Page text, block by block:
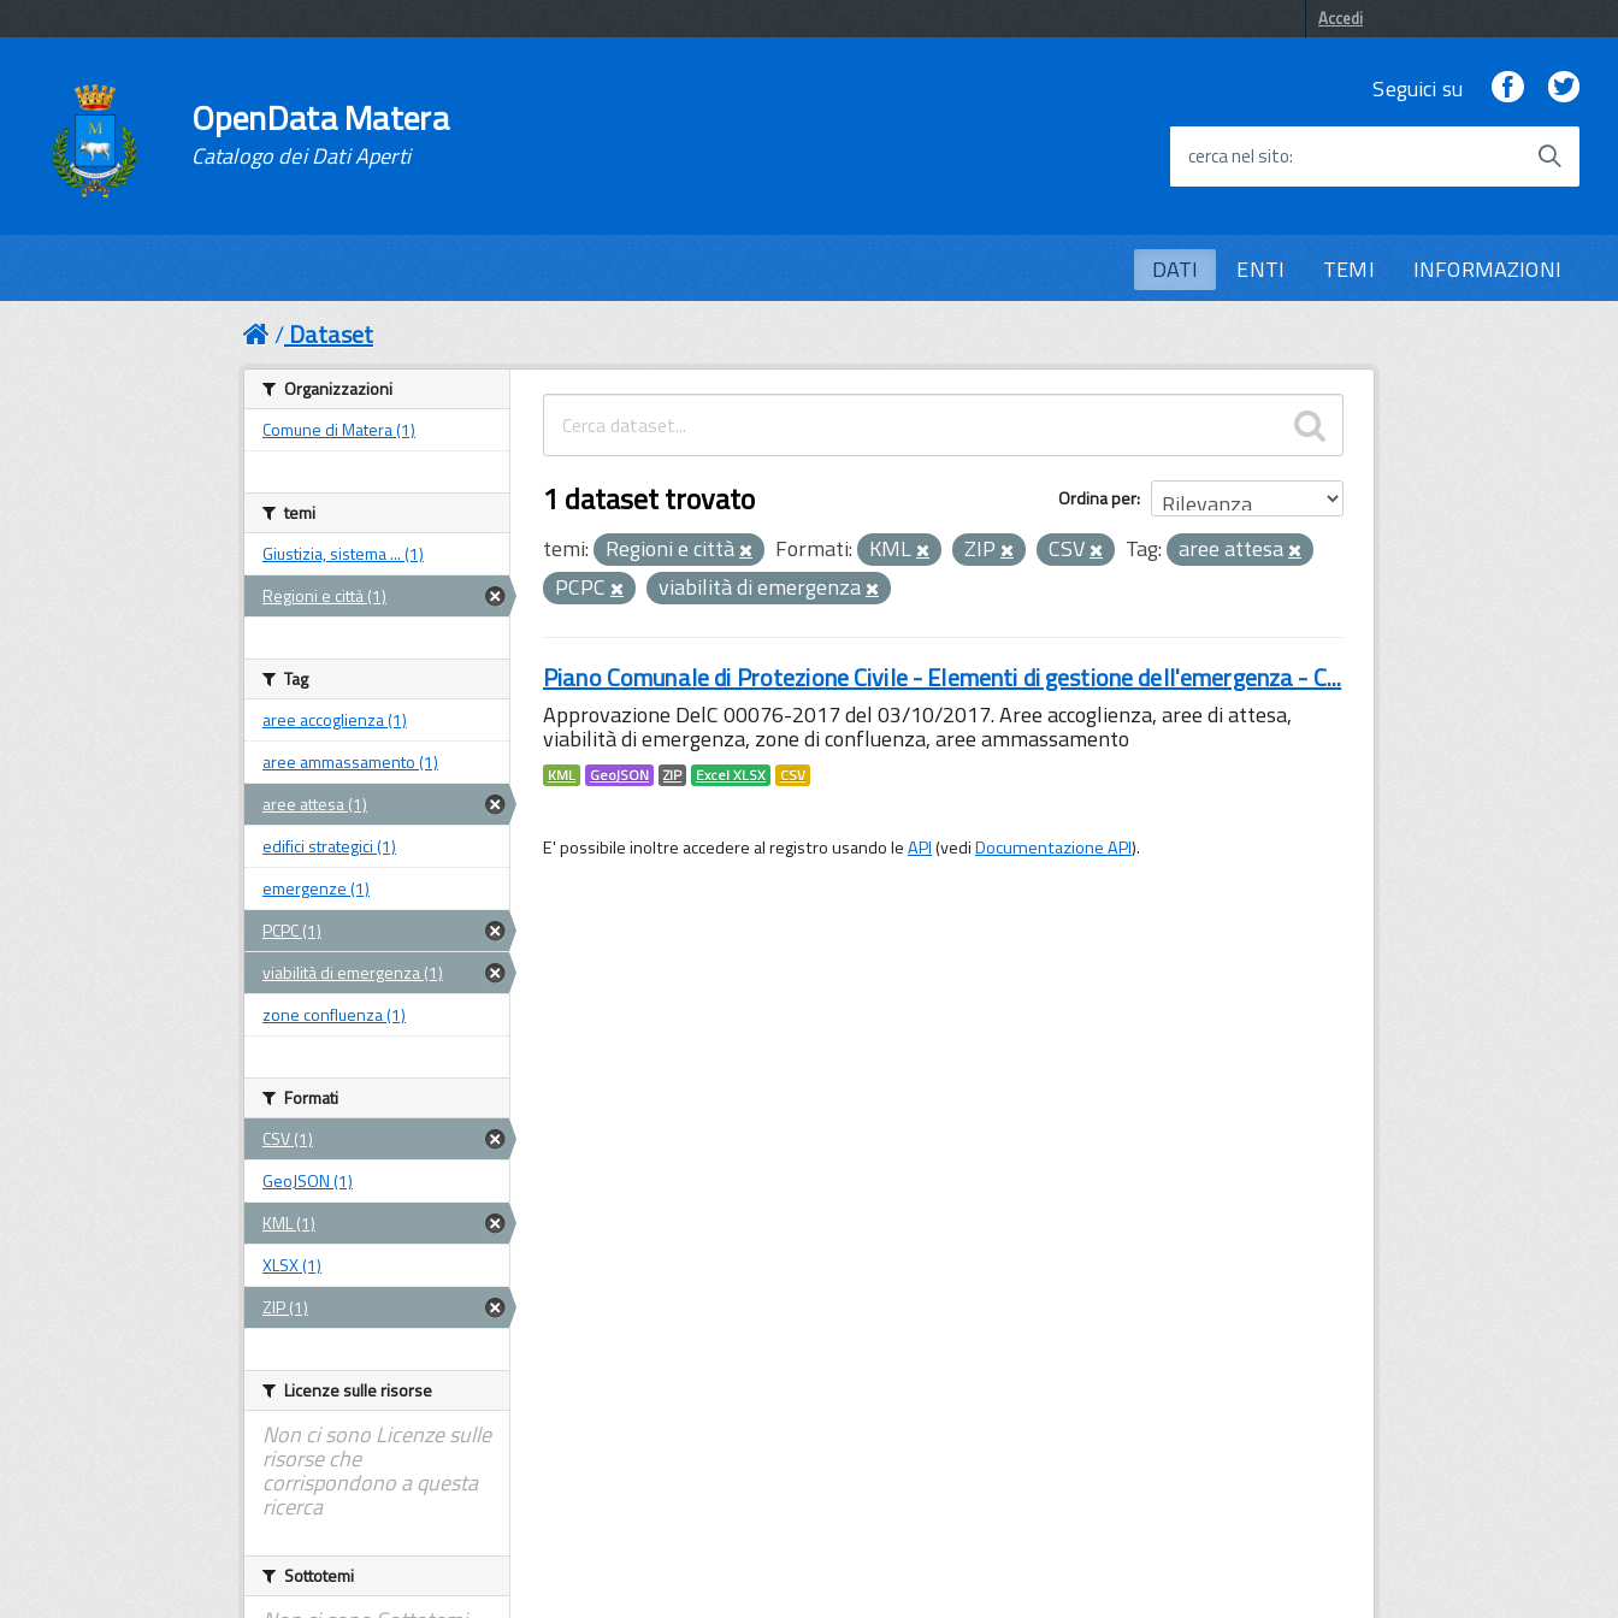
Accedi
OpenData Matera
Catalogo dei Dati Aperti
Seguici su Facebook
cerca nel sito
DATI ENTI TEMI INFORMAZIONI
Dataset
Ordina per
1 dataset trovato
temi: Regioni e città Formati: KML ZIP CSV Tag: aree attesa
PCPC
viabilità di emergenza
Piano Comunale di Protezione Civile - Elementi di gestione dell'emergenza - C...
Approvazione DelC 00076-2017 del 03/10/2017. Aree accoglienza, aree di attesa,
viabilità di emergenza, zone di confluenza, aree ammassamento
KML GeoJSON ZIP Excel XLSX CSV
E' possibile inoltre accedere al registro usando leAPI(vediDocumentazione API).
Organizzazioni
Comune di Matera (1)
temi
Giustizia, sistema ... (1)
Regioni e città (1)
Tag
aree accoglienza (1)
aree ammassamento (1)
aree attesa (1)
edifici strategici (1)
emergenze (1)
PCPC (1)
viabilità di emergenza (1)
zone confluenza (1)
Formati
CSV (1)
GeoJSON (1)
KML (1)
XLSX (1)
ZIP (1)
Licenze sulle risorse
Non ci sono Licenze sulle
risorse che
corrispondono a questa
ricerca
Sottotemi